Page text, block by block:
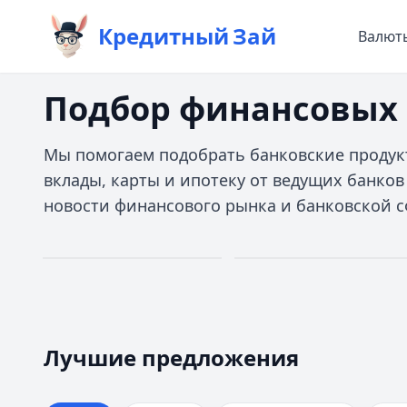
КредитныйЗай
Подбор финансовых
Мы помогаем подобрать банковские
вклады, карты и ипотеку от ведущих
новости финансового рынка и банковской
Кредиты — лучшие предложения
Сумма:до 30 000 ₽
Лучшие предложения